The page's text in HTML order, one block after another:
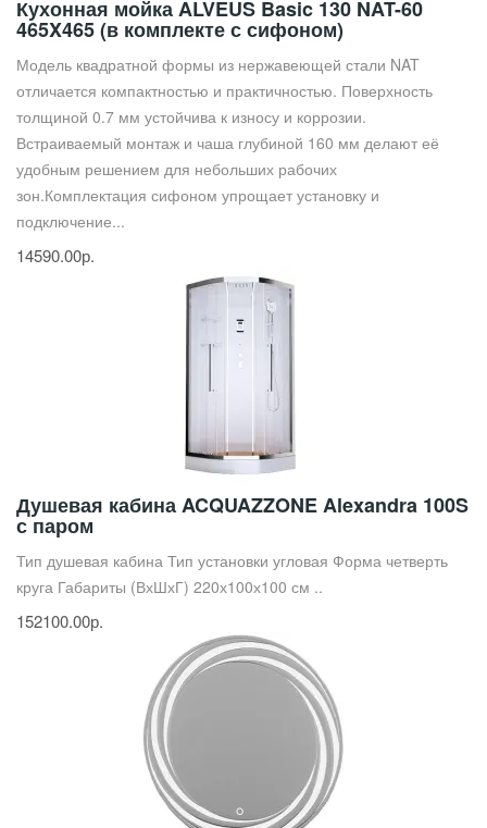
Кухонная мойка ALVEUS Basic 130 NAT-60
465X465 (в комплекте с сифоном)
Модель квадратной формы из нержавеющей стали NAT
отличается компактностью и практичностью. Поверхность
толщиной 0.7 мм устойчива к износу и коррозии.
Встраиваемый монтаж и чаша глубиной 160 мм делают её
удобным решением для небольших рабочих
зон.Комплектация сифоном упрощает установку и
подключение...
14590.00р.
Душевая кабина ACQUAZZONE Alexandra 100S
с паром
Тип душевая кабина Тип установки угловая Форма четверть
круга Габариты (ВхШхГ) 220х100х100 см ..
152100.00р.